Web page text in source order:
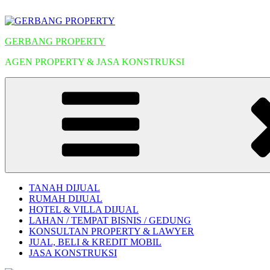
ke
GERBANG PROPERTY
AGEN PROPERTY & JASA KONSTRUKSI
TANAH DIJUAL
RUMAH DIJUAL
HOTEL & VILLA DIJUAL
LAHAN / TEMPAT BISNIS / GEDUNG
KONSULTAN PROPERTY & LAWYER
JUAL, BELI & KREDIT MOBIL
JASA KONSTRUKSI